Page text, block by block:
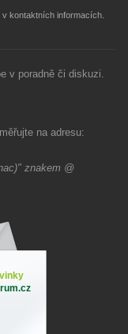
kontaktních informacích.
v poradně či diskuzi.
na adresu:
znakem @